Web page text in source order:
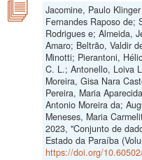
Jacomine, Paulo
Fernandes Raposo de;
Rodrigues e; Almeida,
Amaro; Beltrão, Valdir
Minotti; Pierantoni,
C. L.; Antonello, Loiva
Moreira, Gisa Nara
Pereira, Maria
Antonio Moreira da;
Meneses, Maria
2023, "Conjunto de
Estado da Paraíba
https://doi.org/